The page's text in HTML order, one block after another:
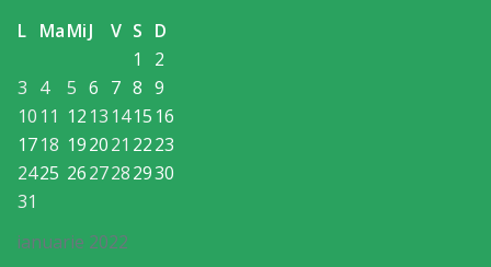
Călăraşi
Î.M.
Gospodăria
Comunal
ianuarie 2022
L MaMiJ V S D
1
2
3 4 5 6 7 8 9
10 11 12 13 1415 16
1718 192021 2223
2425 2627282930
31